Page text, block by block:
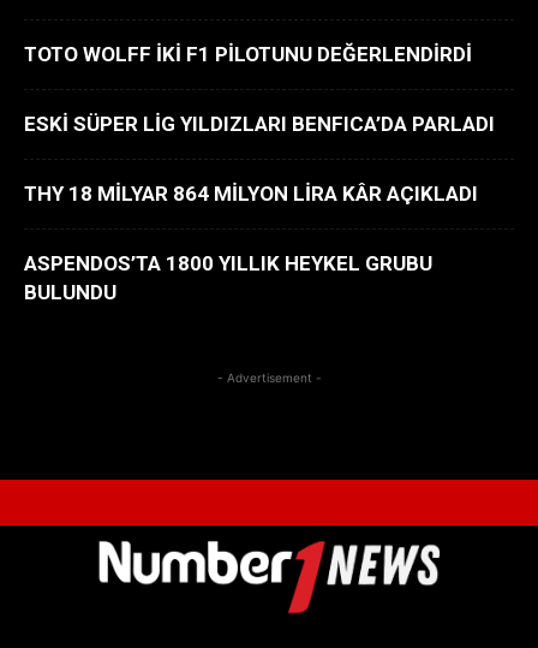
TOTO WOLFF İKİ F1 PİLOTUNU DEĞERLENDİRDİ
ESKİ SÜPER LİG YILDIZLARI BENFICA’DA PARLADI
THY 18 MİLYAR 864 MİLYON LİRA KÂR AÇIKLADI
ASPENDOS’TA 1800 YILLIK HEYKEL GRUBU
BULUNDU
- Advertisement -